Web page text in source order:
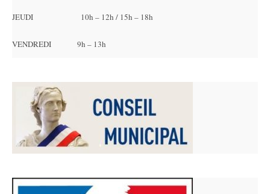
JEUDI 10h – 12h / 15h – 18h
VENDREDI 9h – 13h